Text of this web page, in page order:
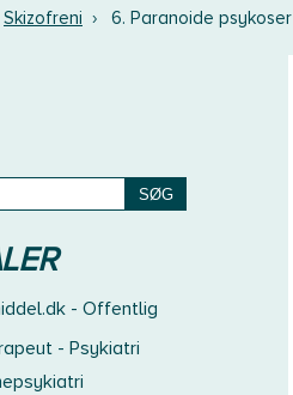
Skizofreni › 6. Paranoide psykoser
- Offentlig
- Psykiatri